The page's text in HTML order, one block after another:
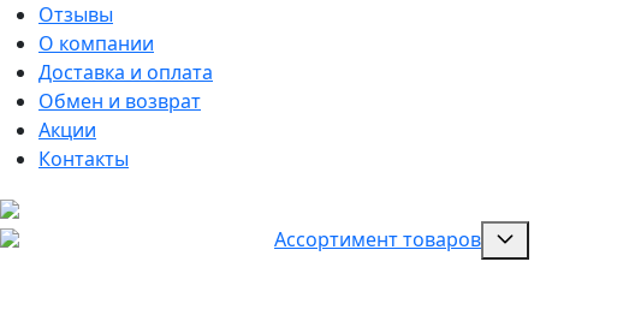
Отзывы
О компании
Доставка и оплата
Обмен и возврат
Акции
Контакты
Ассортимент товаров